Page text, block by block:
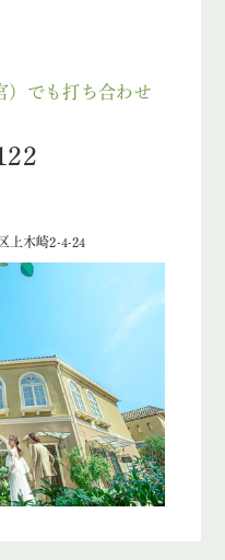
）でも打ち合わせ
上木崎2-4-24